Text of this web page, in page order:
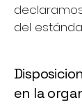
del
en la